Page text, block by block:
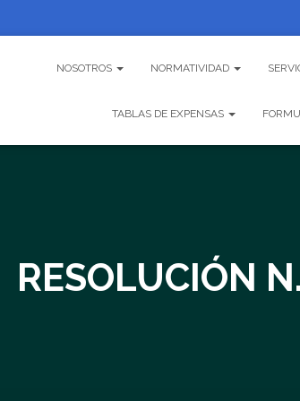
NOSOTROS NORMATIVIDAD
TABLAS DE EXPENSAS
RESOLUCIÓN